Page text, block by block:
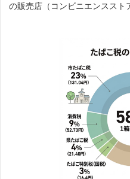
の販売店（コンビニエンススト